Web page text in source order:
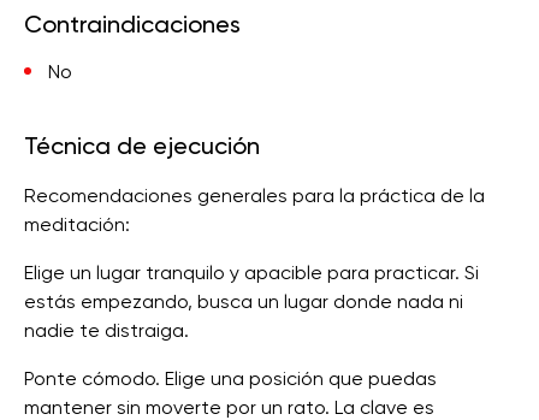
Contraindicaciones
No
Técnica de ejecución
Recomendaciones generales para la práctica de la
meditación:
Elige un lugar tranquilo y apacible para practicar. Si
estás empezando, busca un lugar donde nada ni
nadie te distraiga.
Ponte cómodo. Elige una posición que puedas
mantener sin moverte por un rato. La clave es